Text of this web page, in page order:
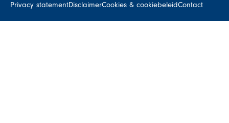
Privacy statementDisclaimerCookies & cookiebeleidContact